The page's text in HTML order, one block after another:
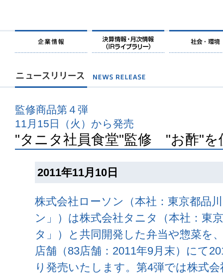
監修商品第４弾
11月15日（火）から発売
"タニタ社員食堂"監修 "お酢"を
2011年11月10日
株式会社ローソン（本社：東京都品
ン」）は株式会社タニタ（本社：東
タ」）と共同開発した弁当や惣菜を
店舗（83店舗：2011年9月末）にて
り発売いたします。第4弾では株式